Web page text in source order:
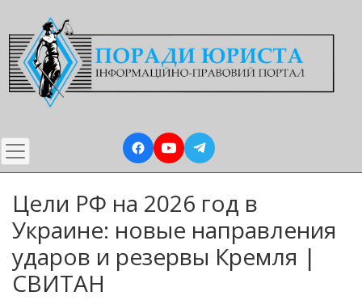
до
основного
вмісту
Цели РФ на 2026 год в
Украине: новые направления
ударов и резервы Кремля |
СВИТАН